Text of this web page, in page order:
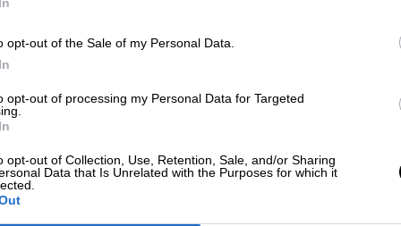
opt-out of the Sale of my Personal Data.
opt-out of processing my Personal Data for Targeted
opt-out of Collection, Use, Retention, Sale, and/or Sharing
Data that Is Unrelated with the Purposes for which it
Buena, La
Mala
Se abre el plazo de
adhesión de empresas al